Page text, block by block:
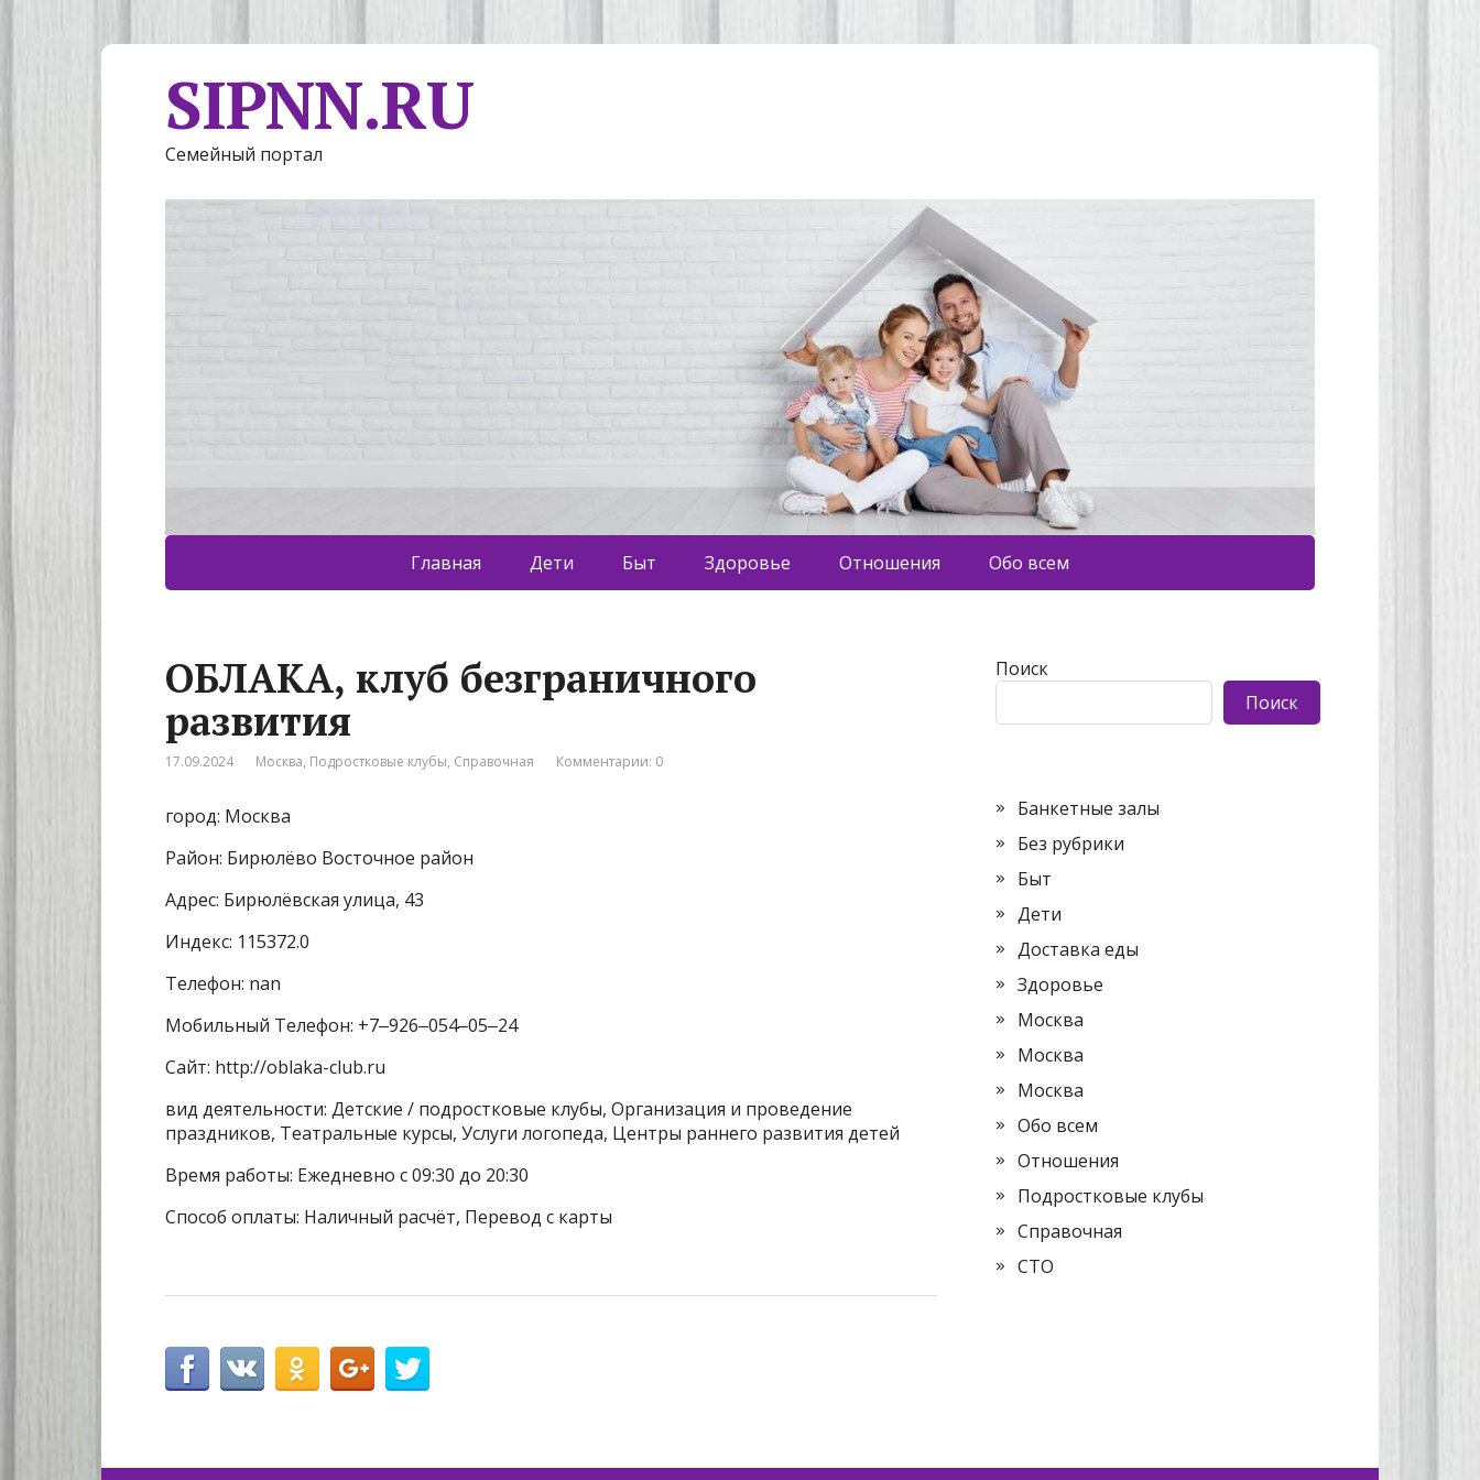
SIPNN.RU
Семейный портал
Главная Дети Быт Здоровье Отношения Обо всем
ОБЛАКА, клуб безграничного
развития
17.09.2024 Москва, Подростковые клубы, Справочная Комментарии: 0
город: Москва
Район: Бирюлёво Восточное район
Адрес: Бирюлёвская улица, 43
Индекс: 115372.0
Телефон: nan
Мобильный Телефон: +7‒926‒054‒05‒24
Сайт: http://oblaka-club.ru
вид деятельности: Детские / подростковые клубы, Организация и проведение
праздников, Театральные курсы, Услуги логопеда, Центры раннего развития детей
Время работы: Ежедневно с 09:30 до 20:30
Способ оплаты: Наличный расчёт, Перевод с карты
Поиск
Поиск
Банкетные залы
Без рубрики
Быт
Дети
Доставка еды
Здоровье
Москва
Москва
Москва
Обо всем
Отношения
Подростковые клубы
Справочная
СТО